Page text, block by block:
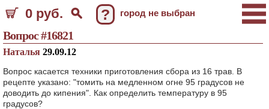
0 руб. ? город не выбран
Вопрос #16821
Наталья 29.09.12
Вопрос касается техники приготовления сбора из 16 трав. В
рецепте указано: "томить на медленном огне 95 градусов не
доводить до кипения". Как определить температуру в 95
градусов?